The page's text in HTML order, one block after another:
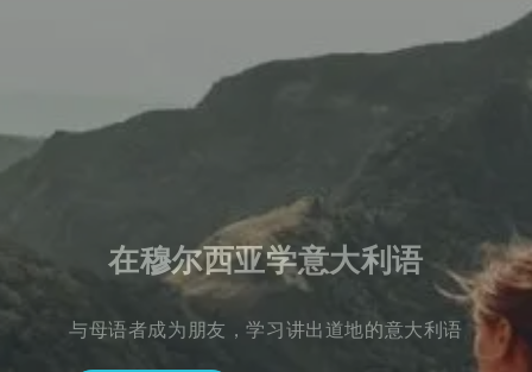
在穆尔西亚学意大利语
与母语者成为朋友，学习讲出道地的意大利语